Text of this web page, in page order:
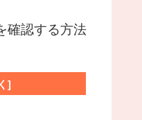
確認する方法